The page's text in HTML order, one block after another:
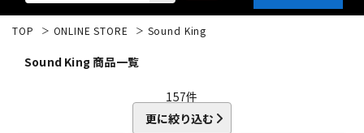
TOP ONLINE STORE Sound King
Sound King 商品一覧
157件
更に絞り込む